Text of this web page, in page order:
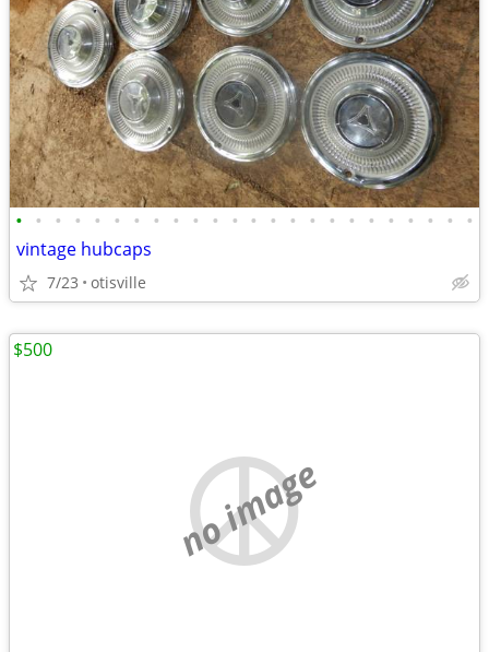
• • • • • • • • • • • • • • • • • • • • • • • •
vintage hubcaps
7/23 otisville
no image
$500